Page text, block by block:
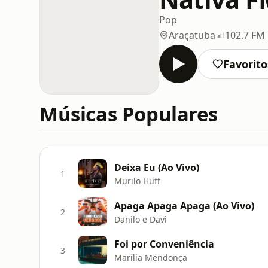
Pop
Araçatuba
102.7 FM
Músicas Populares
1 Deixa Eu (Ao Vivo)
Murilo Huff
2 Apaga Apaga Apaga (Ao Vivo)
Danilo e Davi
3 Foi por Conveniência
Marília Mendonça